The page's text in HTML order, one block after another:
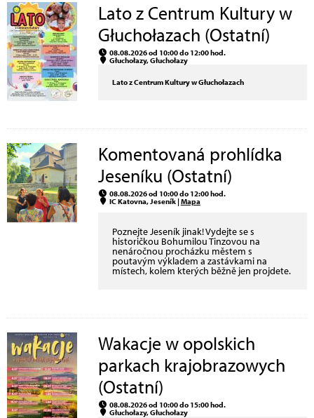
Lato z Centrum Kultury w
Głuchołazach (Ostatní)
08.08.2026 od 10:00 do 12:00 hod.
Głuchołazy, Głuchołazy
Lato z Centrum Kultury w Głuchołazach
Komentovaná prohlídka
Jeseníku (Ostatní)
08.08.2026 od 10:00 do 12:00 hod.
IC Katovna, Jeseník |Mapa
Poznejte Jeseník jinak! Vydejte se s
historičkou Bohumilou Tinzovou na
nenáročnou procházku městem s
poutavým výkladem a zastávkami na
místech, kolem kterých běžně jen projdete.
Wakacje w opolskich
parkach krajobrazowych
(Ostatní)
08.08.2026 od 10:00 do 15:00 hod.
Głuchołazy, Głuchołazy